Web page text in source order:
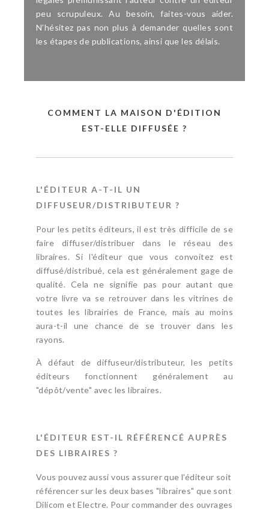
peu scrupuleux. Au besoin, faites-vous aider.
N'hésitez pas non plus à demander quelles sont
les étapes de publications, ainsi que les délais.
COMMENT LA MAISON D'ÉDITION
EST-ELLE DIFFUSÉE ?
L'ÉDITEUR A-T-IL UN
DIFFUSEUR/DISTRIBUTEUR ?
Pour les petits éditeurs, il est très difficile de se
faire diffuser/distribuer dans le réseau des
libraires. Si l'éditeur que vous convoitez est
diffusé/distribué, cela est généralement gage de
qualité. Cela ne signifie pas pour autant que
votre livre va se retrouver dans les vitrines de
toutes les librairies de France, mais au moins
aura-t-il une chance de se trouver dans les
rayons.
À défaut de diffuseur/distributeur, les petits
éditeurs fonctionnent généralement au
"dépôt/vente" avec les libraires.
L'ÉDITEUR EST-IL RÉFÉRENCÉ AUPRÈS
DES LIBRAIRES ?
Vous pouvez aussi vous assurer que l'éditeur soit
référencer sur les deux bases "libraires" que sont
Dilicom et Electre. Pour commander des ouvrages